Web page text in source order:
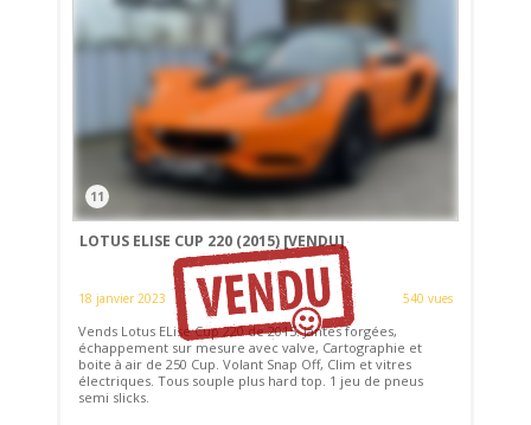
11
LOTUS ELISE CUP 220 (2015)[VENDU]
18 janvier 2023 540 vues
Vends Lotus ELise Cup 220 de 2015. Jantes forgées,
échappement sur mesure avec valve, Cartographie et
boite à air de 250 Cup. Volant Snap Off, Clim et vitres
électriques. Tous souple plus hard top. 1 jeu de pneus
semi slicks.